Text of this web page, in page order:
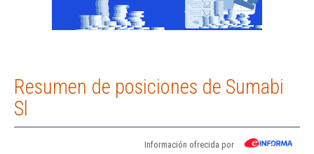
Resumen de posiciones de Sumabi
Sl
Información ofrecida por